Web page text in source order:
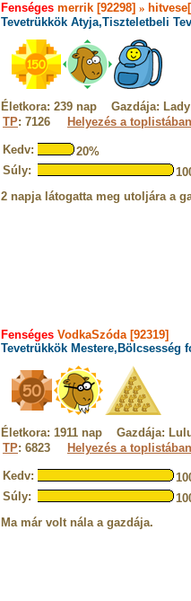
Fenséges merrik [92298] » hitvese[
Tevetrükkök Atyja,Tiszteletbeli
Életkora: 239 nap Gazdája:
TP: 7126 Helyezés a toplistában
Kedv:
20%
Súly:
2 napja látogatta meg utoljára a
Fenséges VodkaSzóda [92319]
Tevetrükkök Mestere,Bölcsesség
Életkora: 1911 nap Gazdája:
TP: 6823 Helyezés a toplistában
Kedv:
Súly:
Ma már volt nála a gazdája.